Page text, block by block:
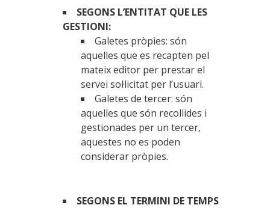
SEGONS L’ENTITAT QUE LES
GESTIONI:
Galetes pròpies: són
aquelles que es recapten pel
mateix editor per prestar el
servei sol·licitat per l’usuari.
Galetes de tercer: són
aquelles que són recollides i
gestionades per un tercer,
aquestes no es poden
considerar pròpies.
SEGONS EL TERMINI DE TEMPS